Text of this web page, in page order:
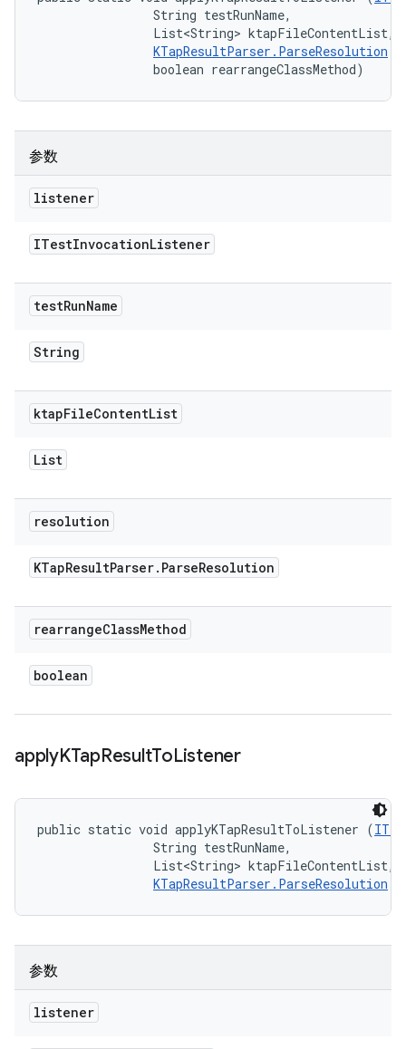
                String testRunName,
                List<String> ktapFileContentList,
KTapResultParser.ParseResolution
                boolean rearrangeClassMethod)
参数
listener
ITestInvocationListener
testRunName
String
ktapFileContentList
List
resolution
KTapResultParser. ParseResolution
rearrangeClassMethod
boolean
applyKTapResultToListener
public static void applyKTapResultToListener (
                String testRunName,
                List<String> ktapFileContentList,
KTapResultParser.ParseResolution
参数
listener